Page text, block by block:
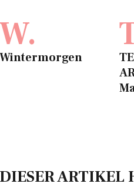
W.
Wintermorgen
DIESER ARTIKEL